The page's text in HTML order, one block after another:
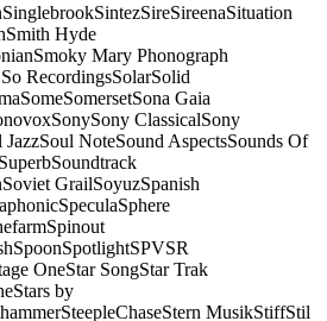
SinglebrookSintezSireSireenaSituation
Smith Hyde
Smoky Mary Phonograph
So RecordingsSolarSolid
SomeSomersetSona Gaia
SonySony ClassicalSony
JazzSoul NoteSound AspectsSounds Of
Soundtrack
Soviet GrailSoyuzSpanish
SpeculaSphere
Spinout
SpoonSpotlightSPVSR
OneStar SongStar Trak
Stars by
SteepleChaseStern MusikStiffStil